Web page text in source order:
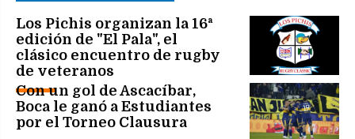
Los Pichis organizan la 16ª
edición de "El Pala", el
clásico encuentro de rugby
de veteranos
Con un gol de Ascacíbar,
Boca le ganó a Estudiantes
por el Torneo Clausura